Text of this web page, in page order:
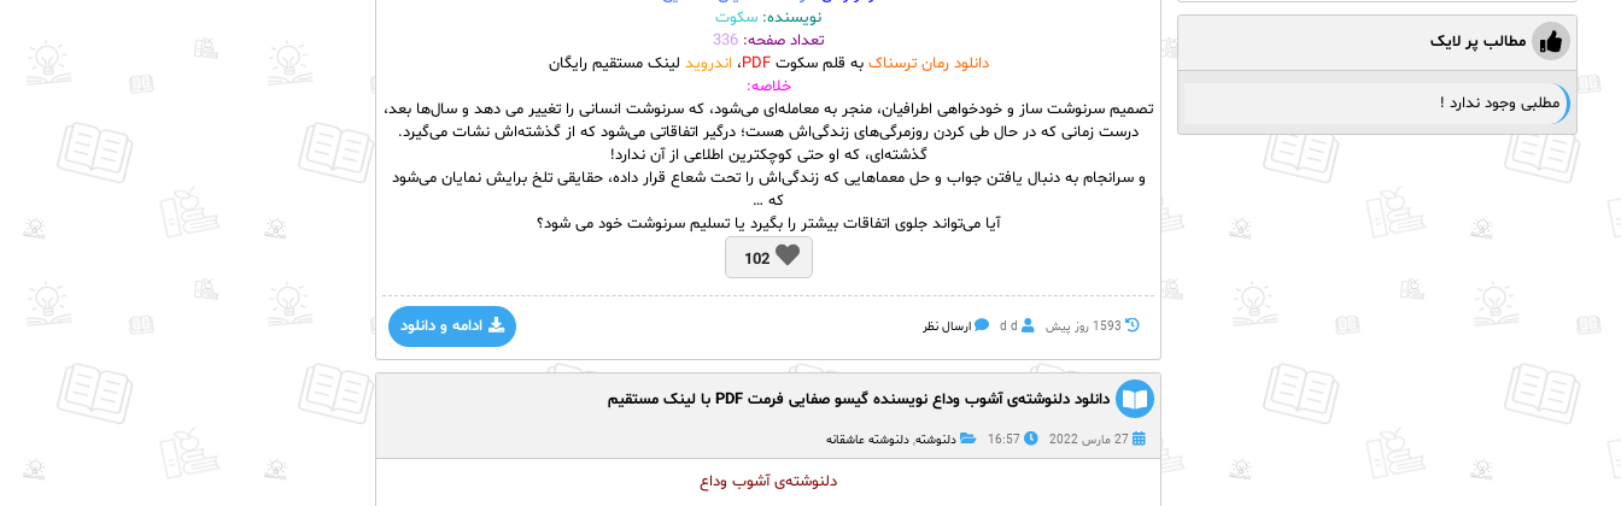
نویسنده: سکوت
تعداد صفحه: 336
دانلود رمان ترسناک به قلم سکوتPDF، اندروید لینک مستقیم رایگان
خلاصه:
تصمیم سرنوشت ساز و خودخواهی اطرافیان، منجر به معامله‌ای می‌شود، که سرنوشت انسانی را تغییر می دهد و سال‌ها بعد،
درست زمانی که در حال طی کردن روزمرگی‌های زندگی‌اش هست؛ درگیر اتفاقاتی می‌شود که از گذشته‌اش نشات می‌گیرد.
گذشته‌ای، که او حتی کوچکترین اطلاعی از آن ندارد!
و سرانجام به دنبال یافتن جواب و حل معماهایی که زندگی‌اش را تحت شعاع قرار داده، حقایقی تلخ برایش نمایان می‌شود
که …
آیا می‌تواند جلوی اتفاقات بیشتر را بگیرد یا تسلیم سرنوشت خود می شود؟
102
ادامه و دانلود 1593 روز پيش d d ارسال نظر
دانلود دلنوشته‌ی آشوب وداع نویسنده گیسو صفایی فرمت PDF با لینک مستقیم
27 مارس 2022 16:57 دلنوشته, دلنوشته عاشقانه
دلنوشته‌ی آشوب وداع
مطالب پر لایک
مطلبی وجود ندارد !